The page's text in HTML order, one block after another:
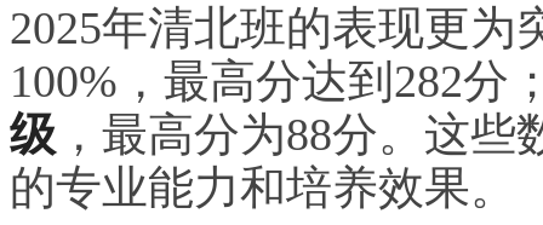
2025年清北班的表现更为
100%，最高分达到282分
级 ，最高分为88分。这
的专业能力和培养效果。